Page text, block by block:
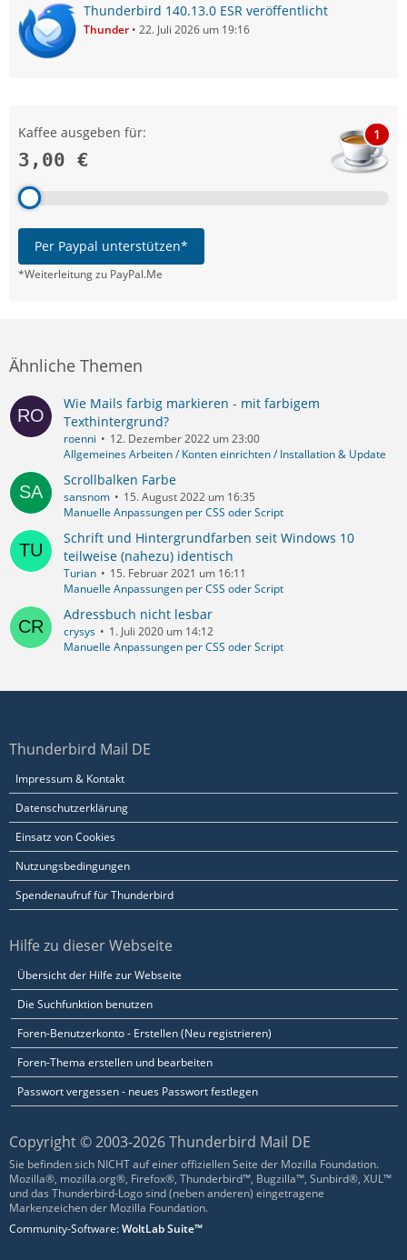
Thunderbird 140.13.0 ESR veröffentlicht
Thunder 22. Juli 2026 um 19:16
Kaffee ausgeben für:
3,00 €
1
Per Paypal unterstützen*
*Weiterleitung zu PayPal.Me
Ähnliche Themen
Wie Mails farbig markieren - mit farbigem
Texthintergrund?
roenni
12. Dezember 2022 um 23:00
Allgemeines Arbeiten / Konten einrichten / Installation & Update
Scrollbalken Farbe
sansnom
15. August 2022 um 16:35
Manuelle Anpassungen per CSS oder Script
Schrift und Hintergrundfarben seit Windows 10
teilweise (nahezu) identisch
Turian
15. Februar 2021 um 16:11
Manuelle Anpassungen per CSS oder Script
Adressbuch nicht lesbar
crysys
1. Juli 2020 um 14:12
Manuelle Anpassungen per CSS oder Script
Thunderbird Mail DE
Impressum & Kontakt
Datenschutzerklärung
Einsatz von Cookies
Nutzungsbedingungen
Spendenaufruf für Thunderbird
Hilfe zu dieser Webseite
Übersicht der Hilfe zur Webseite
Die Suchfunktion benutzen
Foren-Benutzerkonto - Erstellen (Neu registrieren)
Foren-Thema erstellen und bearbeiten
Passwort vergessen - neues Passwort festlegen
Copyright © 2003-2026 Thunderbird Mail DE
Sie befinden sich NICHT auf einer offiziellen Seite der Mozilla Foundation.
Mozilla®, mozilla.org®, Firefox®, Thunderbird™, Bugzilla™, Sunbird®, XUL™
und das Thunderbird-Logo sind (neben anderen) eingetragene
Markenzeichen der Mozilla Foundation.
Community-Software:WoltLab Suite™